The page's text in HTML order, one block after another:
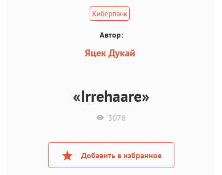
Киберпанк
Автор:
Яцек Дукай
«Irrehaare»
3078
Добавить в избранное